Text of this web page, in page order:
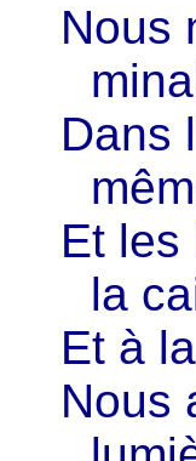
Nous
Dans
Et les
la
Et à
Nous